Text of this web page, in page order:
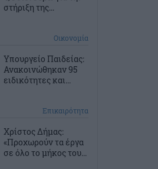
στήριξη της...
Οικονομία
Υπουργείο Παιδείας:
Ανακοινώθηκαν 95
ειδικότητες και...
Επικαιρότητα
Χρίστος Δήμας:
«Προχωρούν τα έργα
σε όλο το μήκος του...